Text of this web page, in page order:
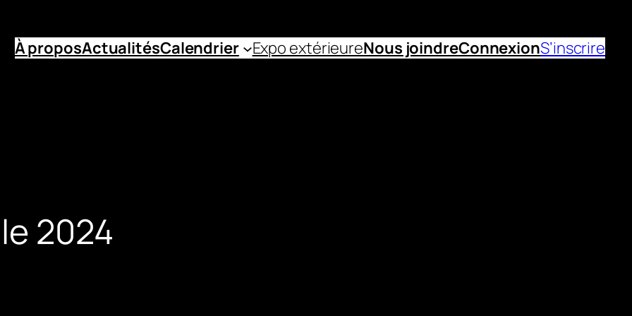
À proposActualitésCalendrier Expo extérieureNous joindreConnexionS’inscrire
2024